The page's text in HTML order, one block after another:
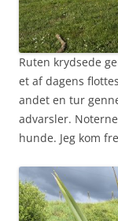
Ruten krydsede
et af dagens
andet en tur
advarsler.
hunde. Jeg kom